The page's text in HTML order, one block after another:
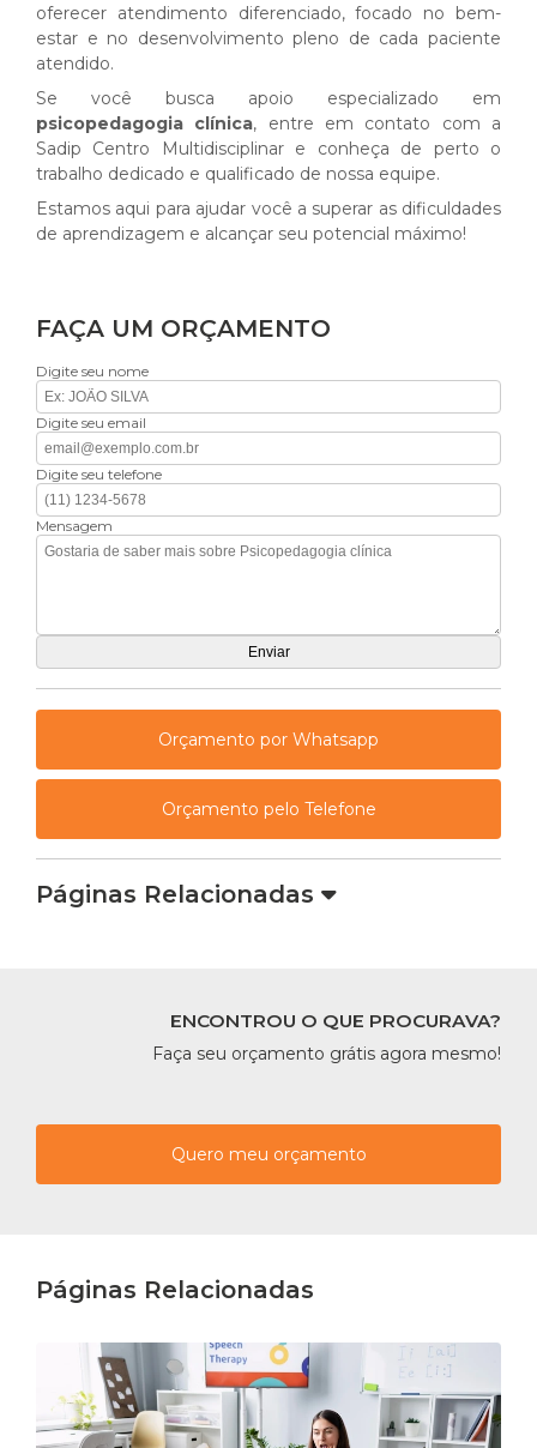
oferecer atendimento diferenciado, focado no bem-
estar e no desenvolvimento pleno de cada paciente
atendido.
Se você busca apoio especializado em
psicopedagogia clínica, entre em contato com a
Sadip Centro Multidisciplinar e conheça de perto o
trabalho dedicado e qualificado de nossa equipe.
Estamos aqui para ajudar você a superar as dificuldades
de aprendizagem e alcançar seu potencial máximo!
FAÇA UM ORÇAMENTO
Digite seu nome
Digite seu email
Digite seu telefone
Mensagem
Orçamento por Whatsapp
Orçamento pelo Telefone
Páginas Relacionadas
ENCONTROU O QUE PROCURAVA?
Faça seu orçamento grátis agora mesmo!
Quero meu orçamento
Páginas Relacionadas